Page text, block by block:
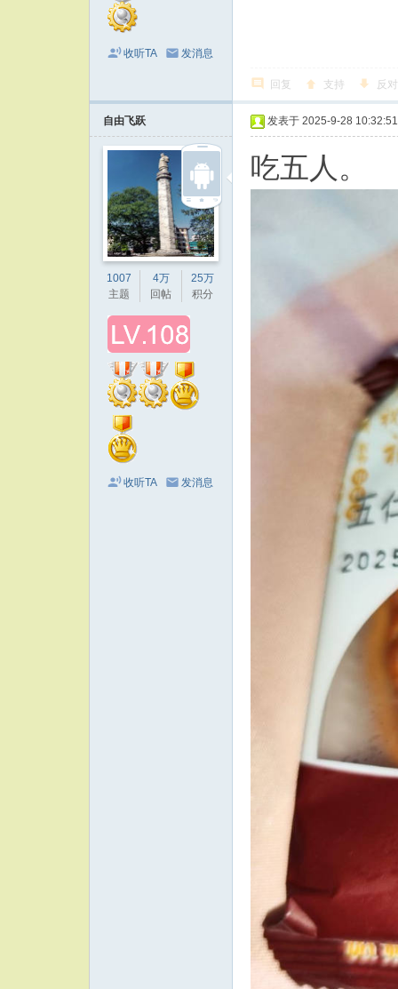
收听TA 发消息
回复 支持 反对
自由飞跃
1007
主题
4万
回帖
25万
积分
收听TA 发消息
发表于 2025-9-28 10:32:51
吃五人。